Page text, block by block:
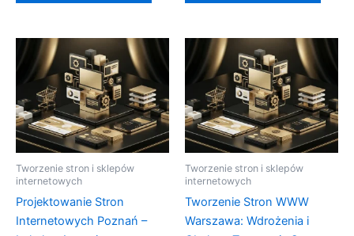
Tworzenie stron i sklepów
internetowych
Projektowanie Stron
Internetowych Poznań –
Tworzenie stron i sklepów
internetowych
Tworzenie Stron WWW
Warszawa: Wdrożenia i